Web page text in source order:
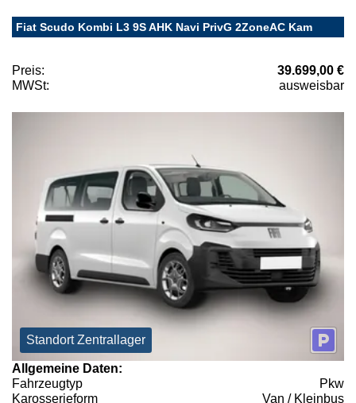
Fiat Scudo Kombi L3 9S AHK Navi PrivG 2ZoneAC Kam
Preis:
39.699,00 €
MWSt:
ausweisbar
Standort Zentrallager
Allgemeine Daten:
Fahrzeugtyp
Pkw
Karosserieform
Van / Kleinbus